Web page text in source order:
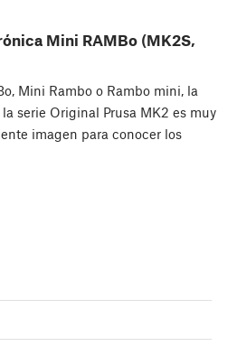
Mini RAMBo (MK2S,
Mini Rambo o Rambo mini, la
serie Original Prusa MK2 es muy
imagen para conocer los